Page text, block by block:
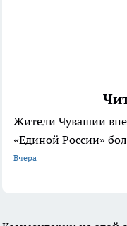
Жители Чувашии
«Единой России»
Вчера